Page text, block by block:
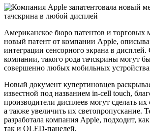
Американское бюро патентов и торговых
новый патент от компании Apple,
интеграции сенсорного экрана в дисплей.
компании, такого рода тачскрины могут
совершенно любых мобильных
Новый документ купертиновцев
известной под названием in-cell touch,
производители дисплеев могут сделать
а также увеличить их светопропускание.
разработала компания Apple, подходит,
так и OLED-панелей.